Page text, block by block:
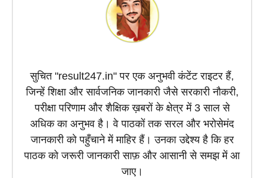
सुचित "result247.in" पर एक अनुभवी कंटेंट राइटर हैं,
जिन्हें शिक्षा और सार्वजनिक जानकारी जैसे सरकारी नौकरी,
परीक्षा परिणाम और शैक्षिक ख़बरों के क्षेत्र में 3 साल से
अधिक का अनुभव है। वे पाठकों तक सरल और भरोसेमंद
जानकारी को पहुँचाने में माहिर हैं। उनका उद्देश्य है कि हर
पाठक को जरूरी जानकारी साफ़ और आसानी से समझ में आ
जाए।